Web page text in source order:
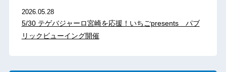
2026.05.28
5/30 テゲバジャーロ宮崎を応援！いちごpresents パブ
リックビューイング開催